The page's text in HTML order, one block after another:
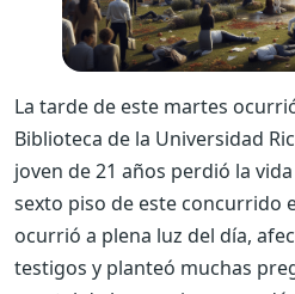
La tarde de este martes
Biblioteca de la Universidad
joven de 21 años perdió la
sexto piso de este concurrido
ocurrió a plena luz del día,
testigos y planteó muchas